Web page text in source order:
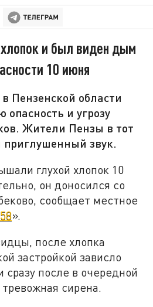
и был виден дым
10 июня
Пензенской области
и угрозу
Жители Пензы в тот
звук.
глухой хлопок 10
он доносился со
сообщает местное
».
после хлопка
застройкой зависло
после в очередной
сирена.